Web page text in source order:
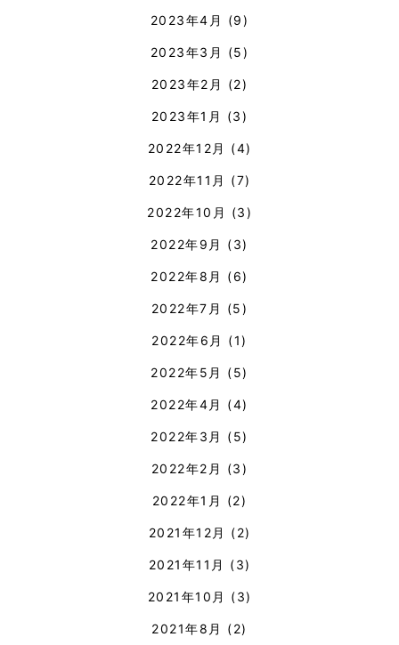
2023年4月 (9)
2023年3月 (5)
2023年2月 (2)
2023年1月 (3)
2022年12月 (4)
2022年11月 (7)
2022年10月 (3)
2022年9月 (3)
2022年8月 (6)
2022年7月 (5)
2022年6月 (1)
2022年5月 (5)
2022年4月 (4)
2022年3月 (5)
2022年2月 (3)
2022年1月 (2)
2021年12月 (2)
2021年11月 (3)
2021年10月 (3)
2021年8月 (2)